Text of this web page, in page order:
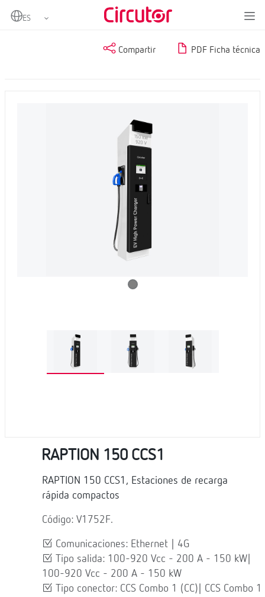
Home
Compartir PDF Ficha técnica
RAPTION 150 CCS1
RAPTION 150 CCS1, Estaciones de recarga
rápida compactos
Código: V1752F.
Comunicaciones: Ethernet | 4G
Tipo salida: 100-920 Vcc - 200 A - 150 kW|
100-920 Vcc - 200 A - 150 kW
Tipo conector: CCS Combo 1 (CC)| CCS Combo 1